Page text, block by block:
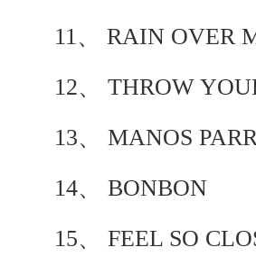
11、 RAIN OVER
12、 THROW
13、 MANOS
14、 BONBON
15、 FEEL SO